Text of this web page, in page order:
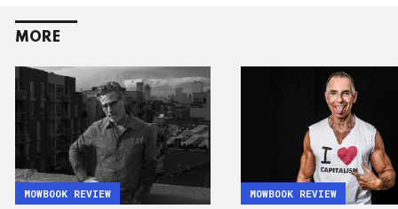
MORE
MOWBOOK REVIEW MOWBOOK REVIEW